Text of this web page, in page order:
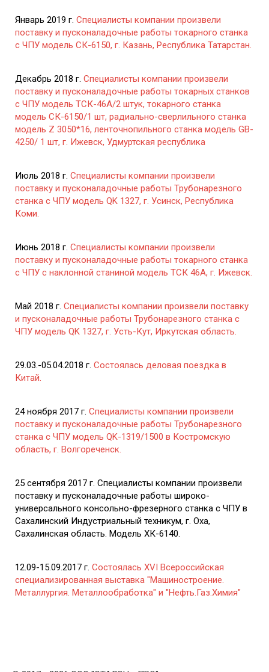
Январь 2019 г. Специалисты компании произвели
поставку и пусконаладочные работы токарного станка
с ЧПУ модель СК-6150, г. Казань, Республика Татарстан.
Декабрь 2018 г. Специалисты компании произвели
поставку и пусконаладочные работы токарных станков
с ЧПУ модель ТСК-46А/2 штук, токарного станка
модель СК-6150/1 шт, радиально-сверлильного станка
модель Z 3050*16, ленточнопильного станка модель GB-
4250/ 1 шт, г. Ижевск, Удмуртская республика
Июль 2018 г. Специалисты компании произвели
поставку и пусконаладочные работы Трубонарезного
станка с ЧПУ модель QK 1327, г. Усинск, Республика
Коми.
Июнь 2018 г. Специалисты компании произвели
поставку и пусконаладочные работы токарного станка
с ЧПУ с наклонной станиной модель ТСК 46А, г. Ижевск.
Май 2018 г. Специалисты компании произвели поставку
и пусконаладочные работы Трубонарезного станка с
ЧПУ модель QK 1327, г. Усть-Кут, Иркутская область.
29.03.-05.04.2018 г. Состоялась деловая поездка в
Китай.
24 ноября 2017 г. Специалисты компании произвели
поставку и пусконаладочные работы Трубонарезного
станка с ЧПУ модель QK-1319/1500 в Костромскую
область, г. Волгореченск.
25 сентября 2017 г. Специалисты компании произвели
поставку и пусконаладочные работы широко-
универсального консольно-фрезерного станка с ЧПУ в
Сахалинский Индустриальный техникум, г. Оха,
Сахалинская область. Модель ХК-6140.
12.09-15.09.2017 г. Состоялась XVI Всероссийская
специализированная выставка "Машиностроение.
Металлургия. Металлообработка" и "Нефть.Газ.Химия"